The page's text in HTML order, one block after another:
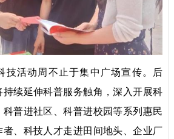
技活动周不止于集中广场宣传。后
续延伸科普服务触角，深入开展科
普进社区、科普进校园等系列惠民
、科技人才走进田间地头、企业厂